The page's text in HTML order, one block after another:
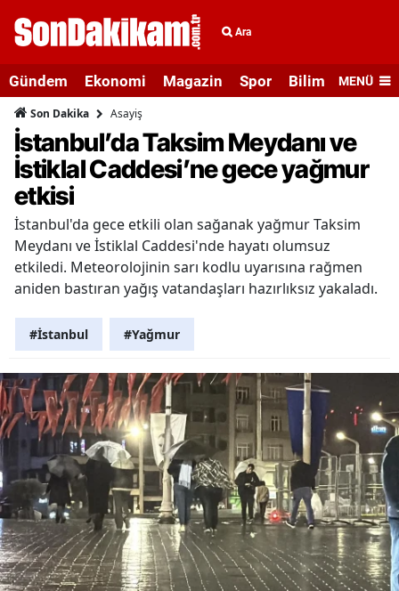
Ara
Gündem Ekonomi Magazin Spor Bilim veMENÜ
Son Dakika Asayiş
İstanbul’da Taksim Meydanı ve
İstiklal Caddesi’ne gece yağmur
etkisi
İstanbul'da gece etkili olan sağanak yağmur Taksim
Meydanı ve İstiklal Caddesi'nde hayatı olumsuz
etkiledi. Meteorolojinin sarı kodlu uyarısına rağmen
aniden bastıran yağış vatandaşları hazırlıksız yakaladı.
#İstanbul #Yağmur